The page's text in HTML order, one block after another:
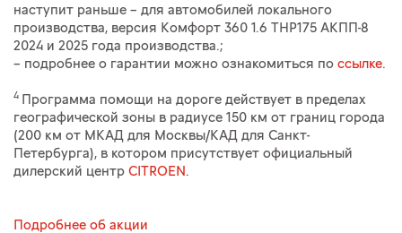
наступит раньше – для автомобилей локального
производства, версия Комфорт 360 1.6 THP175 АКПП-8
2024 и 2025 года производства.;
– подробнее о гарантии можно ознакомиться по ссылке.
4 Программа помощи на дороге действует в пределах
географической зоны в радиусе 150 км от границ города
(200 км от МКАД для Москвы/КАД для Санкт-
Петербурга), в котором присутствует официальный
дилерский центр CITROEN .
Подробнее об акции